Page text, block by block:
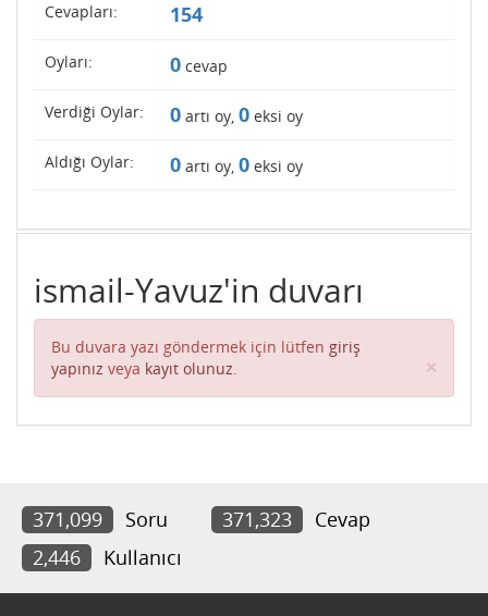
Cevapları: 154
Oyları: 0 cevap
Verdiği Oylar: 0 artı oy, 0 eksi oy
Aldığı Oylar: 0 artı oy, 0 eksi oy
ismail-Yavuz'in duvarı
Bu duvara yazı göndermek için lütfen giriş
yapınız veya kayıt olunuz. ×
371,099 Soru 371,323
Cevap
2,446
Kullanıcı